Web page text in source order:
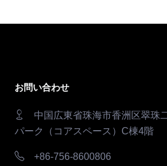
お問い合わせ
中国広東省珠海市香洲区翠珠
パーク（コアスペース）C棟4階
+86-756-8600806